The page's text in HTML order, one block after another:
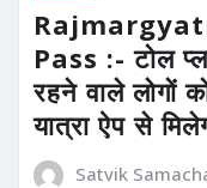
Pass :- टोल
रहने वाले लोगों
यात्रा ऐप से
Satvik